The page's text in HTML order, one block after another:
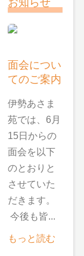
面会につい
てのご案内
伊勢あさま
苑では、6月
15日からの
面会を以下
のとおりと
させていた
だきます。
今後も皆...
もっと読む